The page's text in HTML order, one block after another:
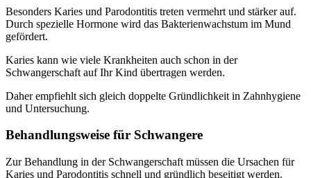
Besonders Karies und Parodontitis treten vermehrt und stärker auf.
Durch spezielle Hormone wird das Bakterienwachstum im Mund
gefördert.
Karies kann wie viele Krankheiten auch schon in der
Schwangerschaft auf Ihr Kind übertragen werden.
Daher empfiehlt sich gleich doppelte Gründlichkeit in Zahnhygiene
und Untersuchung.
Behandlungsweise für Schwangere
Zur Behandlung in der Schwangerschaft müssen die Ursachen für
Karies und Parodontitis schnell und gründlich beseitigt werden.